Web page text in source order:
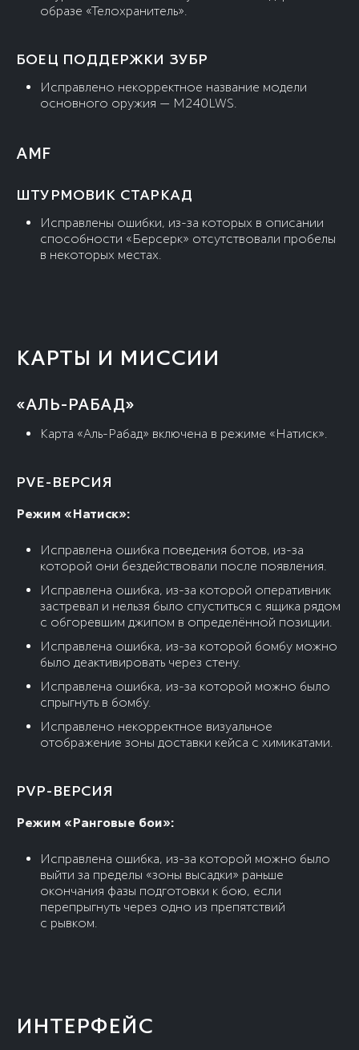
образе «Телохранитель».
БОЕЦ ПОДДЕРЖКИ ЗУБР
Исправлено некорректное название модели
основного оружия — M240LWS.
AMF
ШТУРМОВИК СТАРКАД
Исправлены ошибки, из-за которых в описании
способности «Берсерк» отсутствовали пробелы
в некоторых местах.
КАРТЫ И МИССИИ
«АЛЬ-РАБАД»
Карта «Аль-Рабад» включена в режиме «Натиск».
PVE-ВЕРСИЯ
Режим «Натиск»:
Исправлена ошибка поведения ботов, из-за
которой они бездействовали после появления.
Исправлена ошибка, из-за которой оперативник
застревал и нельзя было спуститься с ящика рядом
с обгоревшим джипом в определённой позиции.
Исправлена ошибка, из-за которой бомбу можно
было деактивировать через стену.
Исправлена ошибка, из-за которой можно было
спрыгнуть в бомбу.
Исправлено некорректное визуальное
отображение зоны доставки кейса с химикатами.
PVP-ВЕРСИЯ
Режим «Ранговые бои»:
Исправлена ошибка, из-за которой можно было
выйти за пределы «зоны высадки» раньше
окончания фазы подготовки к бою, если
перепрыгнуть через одно из препятствий
с рывком.
ИНТЕРФЕЙС